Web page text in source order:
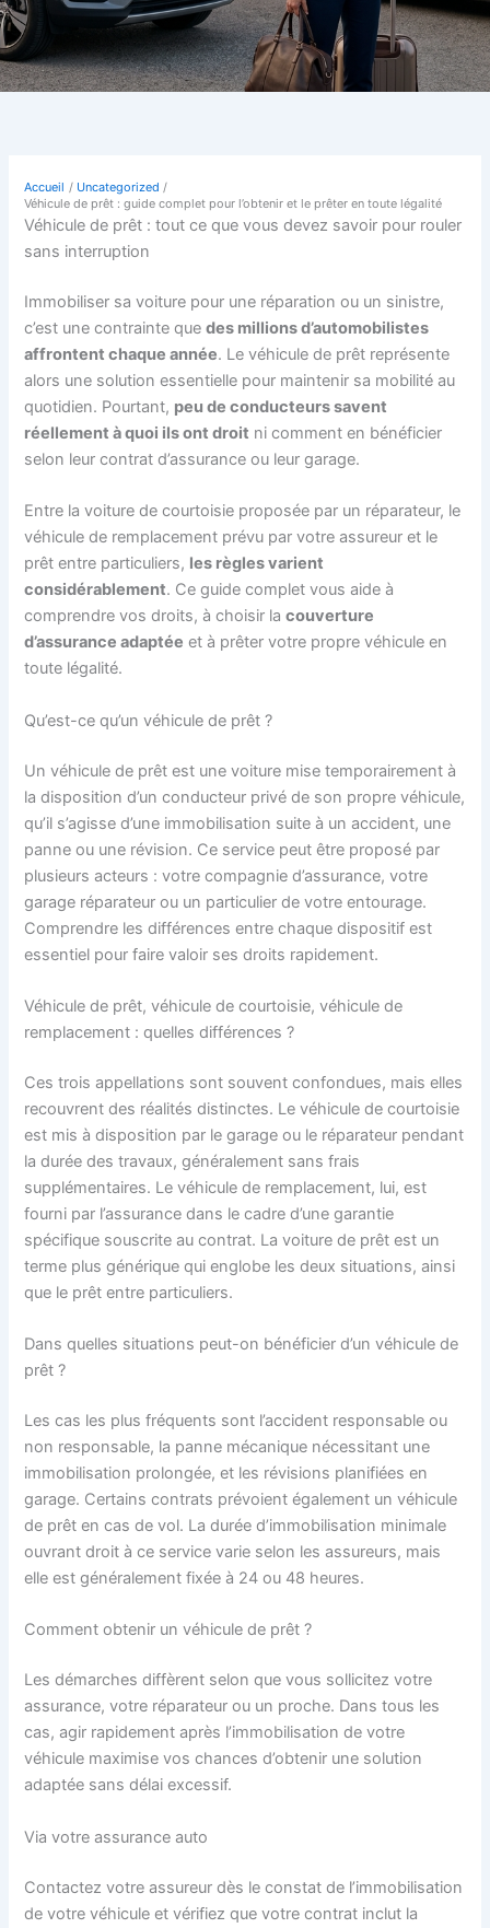
Accueil
Uncategorized
Véhicule de prêt : guide complet pour l’obtenir et le prêter en toute légalité
Véhicule de prêt : tout ce que vous devez savoir pour rouler
sans interruption
Immobiliser sa voiture pour une réparation ou un sinistre,
c’est une contrainte quedes millions d’automobilistes
affrontent chaque année. Le véhicule de prêt représente
alors une solution essentielle pour maintenir sa mobilité au
quotidien. Pourtant, peu de conducteurs savent
réellement à quoi ils ont droit ni comment en bénéficier
selon leur contrat d’assurance ou leur garage.
Entre la voiture de courtoisie proposée par un réparateur, le
véhicule de remplacement prévu par votre assureur et le
prêt entre particuliers, les règles varient
considérablement. Ce guide complet vous aide à
comprendre vos droits, à choisir lacouverture
d’assurance adaptée et à prêter votre propre véhicule en
toute légalité.
Qu’est-ce qu’un véhicule de prêt ?
Un véhicule de prêt est une voiture mise temporairement à
la disposition d’un conducteur privé de son propre véhicule,
qu’il s’agisse d’une immobilisation suite à un accident, une
panne ou une révision. Ce service peut être proposé par
plusieurs acteurs : votre compagnie d’assurance, votre
garage réparateur ou un particulier de votre entourage.
Comprendre les différences entre chaque dispositif est
essentiel pour faire valoir ses droits rapidement.
Véhicule de prêt, véhicule de courtoisie, véhicule de
remplacement : quelles différences ?
Ces trois appellations sont souvent confondues, mais elles
recouvrent des réalités distinctes. Le véhicule de courtoisie
est mis à disposition par le garage ou le réparateur pendant
la durée des travaux, généralement sans frais
supplémentaires. Le véhicule de remplacement, lui, est
fourni par l’assurance dans le cadre d’une garantie
spécifique souscrite au contrat. La voiture de prêt est un
terme plus générique qui englobe les deux situations, ainsi
que le prêt entre particuliers.
Dans quelles situations peut-on bénéficier d’un véhicule de
prêt ?
Les cas les plus fréquents sont l’accident responsable ou
non responsable, la panne mécanique nécessitant une
immobilisation prolongée, et les révisions planifiées en
garage. Certains contrats prévoient également un véhicule
de prêt en cas de vol. La durée d’immobilisation minimale
ouvrant droit à ce service varie selon les assureurs, mais
elle est généralement fixée à 24 ou 48 heures.
Comment obtenir un véhicule de prêt ?
Les démarches diffèrent selon que vous sollicitez votre
assurance, votre réparateur ou un proche. Dans tous les
cas, agir rapidement après l’immobilisation de votre
véhicule maximise vos chances d’obtenir une solution
adaptée sans délai excessif.
Via votre assurance auto
Contactez votre assureur dès le constat de l’immobilisation
de votre véhicule et vérifiez que votre contrat inclut la